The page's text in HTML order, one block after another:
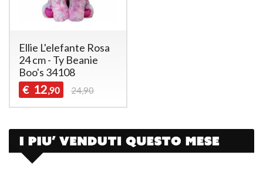
Ellie L'elefante Rosa
24 cm - Ty Beanie
Boo's 34108
€ 12,90 24,90